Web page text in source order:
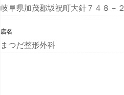
岐阜県加茂郡坂祝町大針７４８－２
店名
まつだ整形外科